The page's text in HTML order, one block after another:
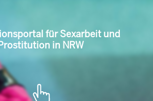
informare pentru munca
și prostituție în NRW